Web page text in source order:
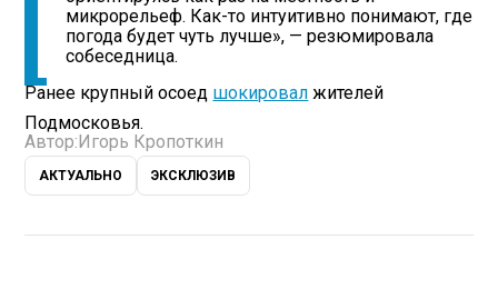
микрорельеф. Как-то интуитивно понимают, где
погода будет чуть лучше», — резюмировала
собеседница.
Ранее крупный осоед шокировал жителей
Подмосковья.
Автор:Игорь Кропоткин
АКТУАЛЬНО ЭКСКЛЮЗИВ